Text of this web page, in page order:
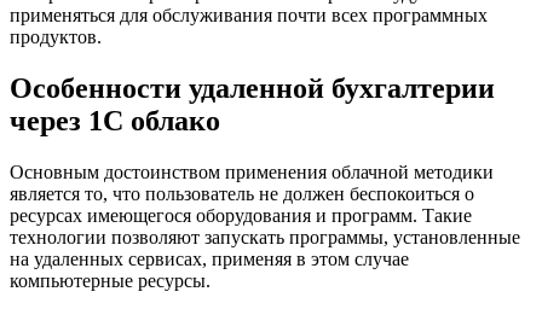
применяться для обслуживания почти всех программных
продуктов.
Особенности удаленной бухгалтерии
через 1С облако
Основным достоинством применения облачной методики
является то, что пользователь не должен беспокоиться о
ресурсах имеющегося оборудования и программ. Такие
технологии позволяют запускать программы, установленные
на удаленных сервисах, применяя в этом случае
компьютерные ресурсы.